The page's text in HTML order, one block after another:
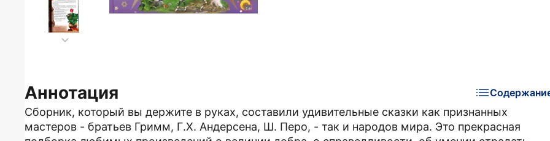
Аннотация
Сборник, который вы держите в руках, составили удивительные сказки как признанных
мастеров - братьев Гримм, Г.Х. Андерсена, Ш. Перо, - так и народов мира. Это прекрасная